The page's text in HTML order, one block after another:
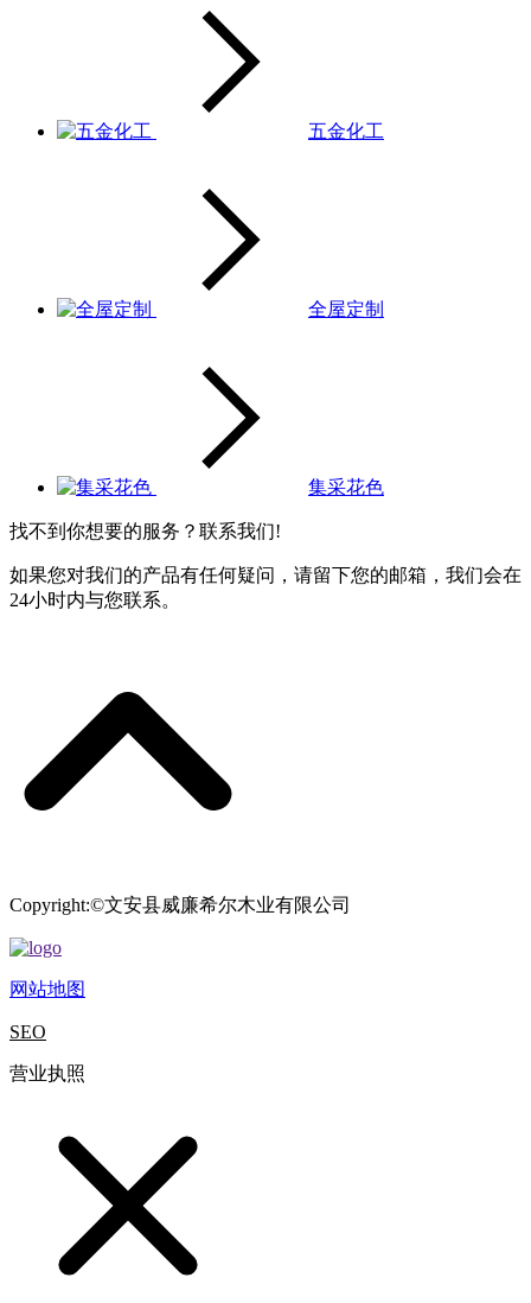
五金化工
全屋定制
集采花色
找不到你想要的服务？联系我们!
如果您对我们的产品有任何疑问，请留下您的邮箱，我们会在
24小时内与您联系。
Copyright:©文安县威廉希尔木业有限公司
网站地图
SEO
营业执照